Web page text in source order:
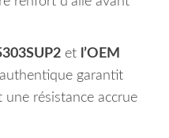
et l’OEM
garantit
résistance accrue